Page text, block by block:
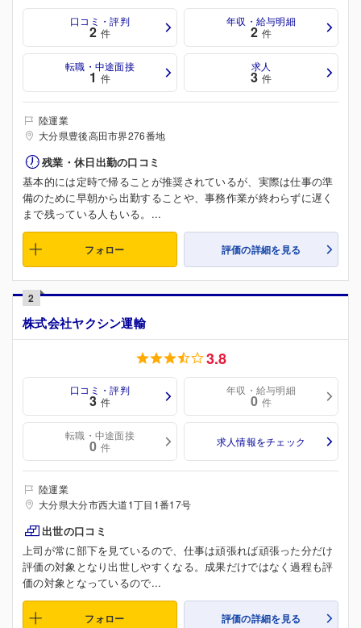
口コミ・評判
2 件
年収・給与明細
2 件
転職・中途面接
1 件
求人
3 件
陸運業
大分県豊後高田市界276番地
残業・休日出勤の口コミ
基本的には定時で帰ることが推奨されているが、実際は仕事の準
備のために早朝から出勤することや、事務作業が終わらずに遅く
まで残っている人もいる。...
フォロー 評価の詳細を見る
2
株式会社ヤクシン運輸
3.8
口コミ・評判
3 件
年収・給与明細
0 件
転職・中途面接
0 件 求人情報をチェック
陸運業
大分県大分市西大道1丁目1番17号
出世の口コミ
上司が常に部下を見ているので、仕事は頑張れば頑張った分だけ
評価の対象となり出世しやすくなる。成果だけではなく過程も評
価の対象となっているので...
フォロー 評価の詳細を見る